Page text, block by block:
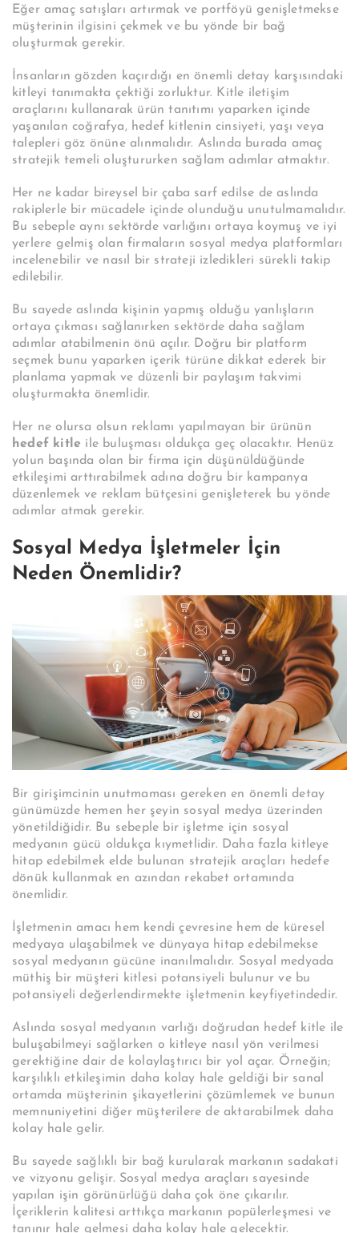
Eğer amaç satışları artırmak ve portföyü genişletmekse
müşterinin ilgisini çekmek ve bu yönde bir bağ
oluşturmak gerekir.
İnsanların gözden kaçırdığı en önemli detay karşısındaki
kitleyi tanımakta çektiği zorluktur. Kitle iletişim
araçlarını kullanarak ürün tanıtımı yaparken içinde
yaşanılan coğrafya, hedef kitlenin cinsiyeti, yaşı veya
talepleri göz önüne alınmalıdır. Aslında burada amaç
stratejik temeli oluştururken sağlam adımlar atmaktır.
Her ne kadar bireysel bir çaba sarf edilse de aslında
rakiplerle bir mücadele içinde olunduğu unutulmamalıdır.
Bu sebeple aynı sektörde varlığını ortaya koymuş ve iyi
yerlere gelmiş olan firmaların sosyal medya platformları
incelenebilir ve nasıl bir strateji izledikleri sürekli takip
edilebilir.
Bu sayede aslında kişinin yapmış olduğu yanlışların
ortaya çıkması sağlanırken sektörde daha sağlam
adımlar atabilmenin önü açılır. Doğru bir platform
seçmek bunu yaparken içerik türüne dikkat ederek bir
planlama yapmak ve düzenli bir paylaşım takvimi
oluşturmakta önemlidir.
Her ne olursa olsun reklamı yapılmayan bir ürünün
hedef kitle ile buluşması oldukça geç olacaktır.
Henüz
yolun başında olan bir firma için düşünüldüğünde
etkileşimi arttırabilmek adına doğru bir kampanya
düzenlemek ve reklam bütçesini genişleterek bu yönde
adımlar atmak gerekir.
Sosyal Medya İşletmeler İçin
Neden Önemlidir?
Bir girişimcinin unutmaması gereken en önemli detay
günümüzde hemen her şeyin sosyal medya üzerinden
yönetildiğidir. Bu sebeple bir işletme için sosyal
medyanın gücü oldukça kıymetlidir. Daha fazla kitleye
hitap edebilmek elde bulunan stratejik araçları hedefe
dönük kullanmak en azından rekabet ortamında
önemlidir.
İşletmenin amacı hem kendi çevresine hem de küresel
medyaya ulaşabilmek ve dünyaya hitap edebilmekse
sosyal medyanın gücüne inanılmalıdır. Sosyal medyada
müthiş bir müşteri kitlesi potansiyeli bulunur ve bu
potansiyeli değerlendirmekte işletmenin keyfiyetindedir.
Aslında sosyal medyanın varlığı doğrudan hedef kitle ile
buluşabilmeyi sağlarken o kitleye nasıl yön verilmesi
gerektiğine dair de kolaylaştırıcı bir yol açar. Örneğin;
karşılıklı etkileşimin daha kolay hale geldiği bir sanal
ortamda müşterinin şikayetlerini çözümlemek ve bunun
memnuniyetini diğer müşterilere de aktarabilmek daha
kolay hale gelir.
Bu sayede sağlıklı bir bağ kurularak markanın sadakati
ve vizyonu gelişir. Sosyal medya araçları sayesinde
yapılan işin görünürlüğü daha çok öne çıkarılır.
İçeriklerin kalitesi arttıkça markanın popülerleşmesi ve
tanınır hale gelmesi daha kolay hale gelecektir.